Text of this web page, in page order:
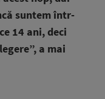
suntem într-
14 ani, deci
a mai